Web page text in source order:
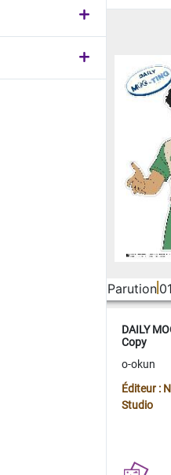
Parution
DAILY
Copy
o-okun
Éditeur :
Studio